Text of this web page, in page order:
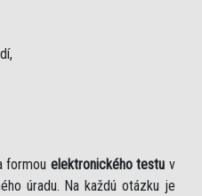
formou elektronického testu v
úradu. Na každú otázku je